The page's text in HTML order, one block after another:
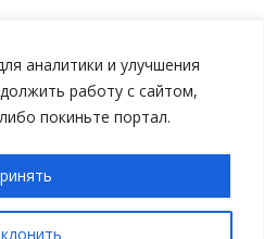
аналитики и улучшения
работу с сайтом,
покиньте портал.
Мой Автомобиль |Политика